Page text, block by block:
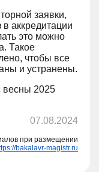
заявки,
в аккредитации
это можно
Такое
чтобы все
и устранены.
весны 2025
07.08.2024
при размещении
bakalavr-magistr.ru